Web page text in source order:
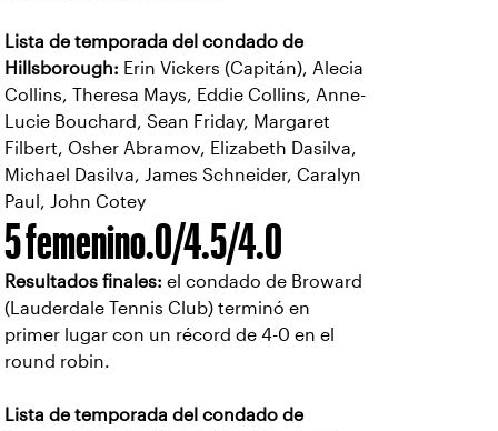
Lista de temporada del condado de
Hillsborough: Erin Vickers (Capitán), Alecia
Collins, Theresa Mays, Eddie Collins, Anne-
Lucie Bouchard, Sean Friday, Margaret
Filbert, Osher Abramov, Elizabeth Dasilva,
Michael Dasilva, James Schneider, Caralyn
Paul, John Cotey
5 femenino.0/4.5/4.0
Resultados finales: el condado de Broward
(Lauderdale Tennis Club) terminó en
primer lugar con un récord de 4-0 en el
round robin.
Lista de temporada del condado de